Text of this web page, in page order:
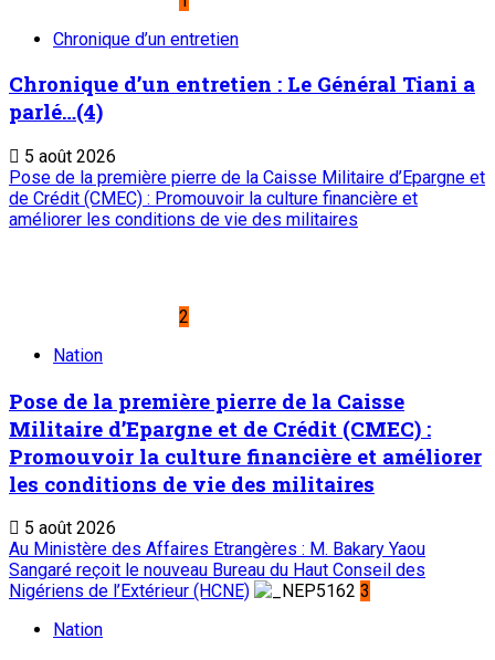
Chronique d’un entretien
Chronique d’un entretien : Le Général Tiani a
parlé…(4)
5 août 2026
Pose de la première pierre de la Caisse Militaire d’Epargne et
de Crédit (CMEC) : Promouvoir la culture financière et
améliorer les conditions de vie des militaires
2
Nation
Pose de la première pierre de la Caisse
Militaire d’Epargne et de Crédit (CMEC) :
Promouvoir la culture financière et améliorer
les conditions de vie des militaires
5 août 2026
Au Ministère des Affaires Etrangères : M. Bakary Yaou
Sangaré reçoit le nouveau Bureau du Haut Conseil des
Nigériens de l’Extérieur (HCNE)
3
Nation